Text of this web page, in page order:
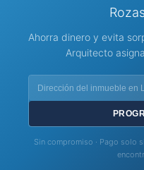
Ahorra dinero y evita
Arquitecto
Sin compromiso · Pago solo